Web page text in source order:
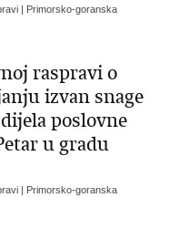
| Primorsko-goranska
raspravi o
izvan snage
poslovne
u gradu
| Primorsko-goranska